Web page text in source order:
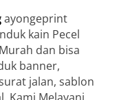
ayongeprint
kain Pecel
dan bisa
banner,
jalan, sablon
Kami Melayani